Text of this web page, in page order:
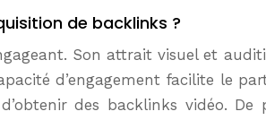
de backlinks ?
Son attrait visuel et
d’engagement facilite le
des backlinks vidéo.